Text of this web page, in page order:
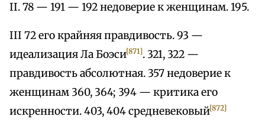
II. 78 — 191 — 192 недоверие к женщинам. 195.
III 72 его крайняя правдивость. 93 —
идеализация Ла Боэси[871]. 321, 322 —
правдивость абсолютная. 357 недоверие к
женщинам 360, 364; 394 — критика его
искренности. 403, 404 средневековый[872]